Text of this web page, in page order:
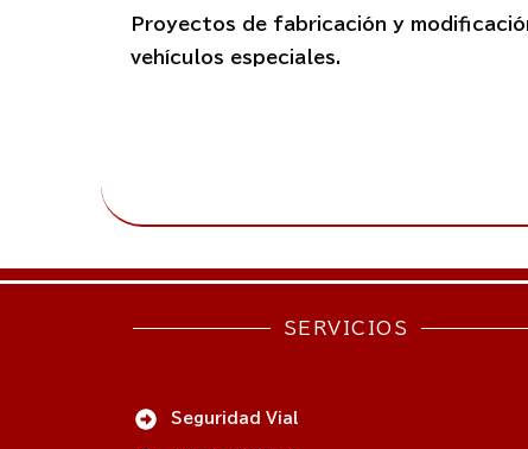
Proyectos de fabricación y
vehículos especiales.
SERVICIOS
Seguridad Vial